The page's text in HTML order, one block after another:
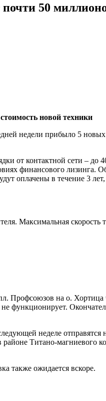
почти 50
новой техники
недели прибыло 5
от контактной сети –
финансового лизинга.
оплачены в течение 3
Максимальная
Профсоюзов на о.
функционирует.
неделе
Титано-магниевого
также ожидается вскоре.